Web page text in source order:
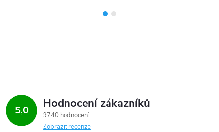
5,0 Hodnocení zákazníků
9740 hodnocení
Zobrazit recenze